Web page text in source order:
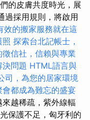
的皮膚共度時光，展
過採用規則，將啟用
效的搬家服務就在這
照 探索台北記帳士，
信社，信賴與專業
問題 HTML語言與
司，為您的居家環境
都成為難忘的盛宴
來越稀疏，紫外線輻
保護不足，匈牙利的